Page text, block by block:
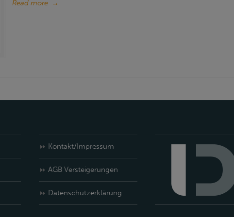
Read more →
Kontakt/Impressum
AGB Versteigerungen
Datenschutzerklärung